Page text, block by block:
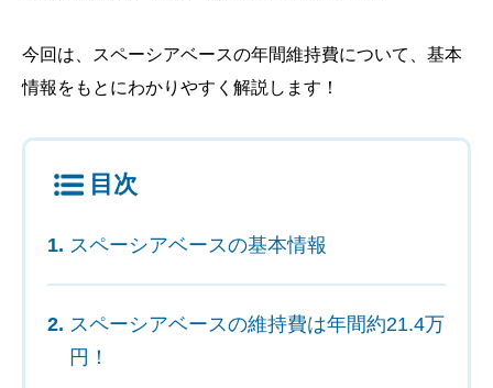
今回は、スペーシアベースの年間維持費について、基本
情報をもとにわかりやすく解説します！
目次
スペーシアベースの基本情報
スペーシアベースの維持費は年間約21.4万
円！